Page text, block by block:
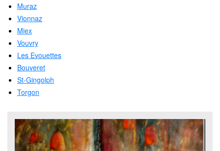
Muraz
Vionnaz
Miex
Vouvry
Les Evouettes
Bouveret
St-Gingolph
Torgon